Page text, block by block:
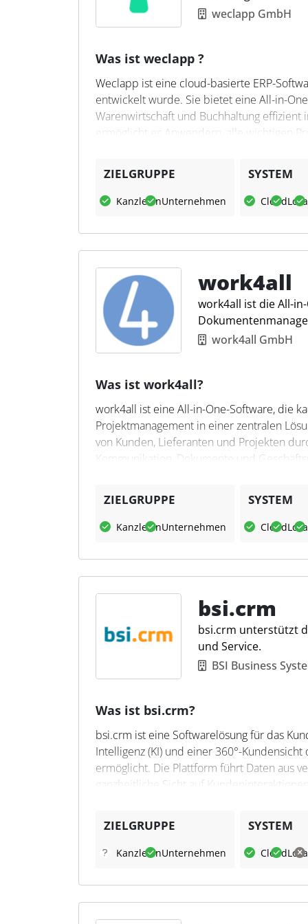
weclapp GmbH
Was ist weclapp ?
Weclapp ist eine cloud-basierte ERP-
entwickelt wurde. Sie bietet eine All-in-
Warenwirtschaft und Buchhaltung
ermöglicht es Anwendern, alle wichtigen
Flexibilität, da sie unabhängig von Ort
Was kann weclapp?
integrierten Workflows können dazu
in Kunden und die langfristige
Funktionen bereit, darunter integrierte
und Buchungsdaten mit Steuerkanzleien
Datenverwaltung bei.
ZIELGRUPPE
KanzleienUnternehmen
SYSTEM
Cloud
work4all
work4all ist die All-
work4all GmbH
Was ist work4all?
work4all ist eine All-in-One-Software, die
Projektmanagement in einer zentralen
von Kunden, Lieferanten und Projekten
Kommunikation, Dokumente und
Lagerverwaltung oder Ticketmanagement
Was kann work4all?
Ablage von Dokumenten, ein effizientes
bessere Unternehmenssteuerung.
nahtlose Integration in bestehende
Prozessen unterstützt.
ZIELGRUPPE
KanzleienUnternehmen
SYSTEM
Cloud
bsi.crm
bsi.crm unterstützt
und Service.
BSI Business
Was ist bsi.crm?
bsi.crm ist eine Softwarelösung für das
Intelligenz (KI) und einer 360°-
ermöglicht. Die Plattform führt Daten aus
ganzheitliche Sicht auf
Konfigurationen und offener Technologie
Was kann bsi.crm?
dabei, individuelle Kundenlösungen zu
ZIELGRUPPE
KanzleienUnternehmen
SYSTEM
Cloud